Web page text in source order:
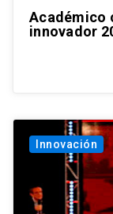
Académico
innovador
Innovación